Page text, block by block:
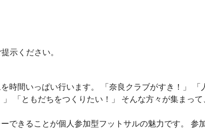
示ください。
時間いっぱい行います。 「奈良クラブがすき！」 「
「ともだちをつくりたい！」 そんな方々が集まっ
できることが個人参加型フットサルの魅力です。 参